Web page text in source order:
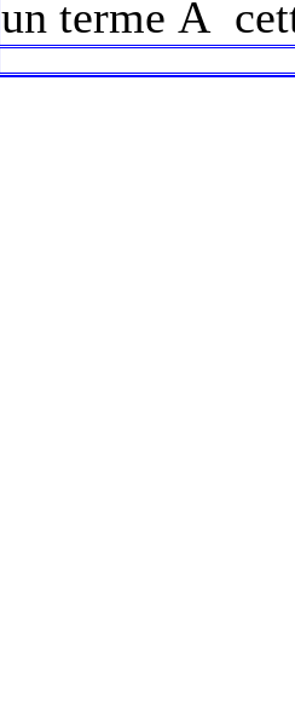
un terme Ã